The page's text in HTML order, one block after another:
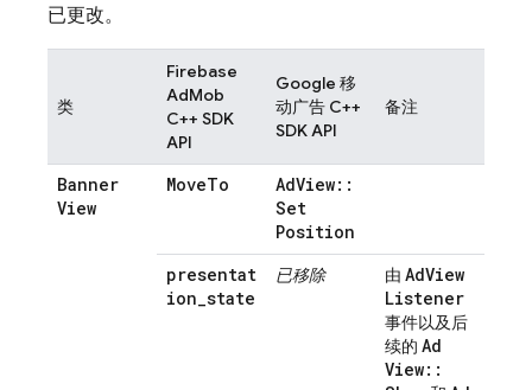
已更改。
类
Firebase
AdMob
C++ SDK
API
Google 移
动广告 C++
SDK API
备注
Banner
View
MoveTo AdView::
Set
Position
presentat
ion_state
已移除 由 AdView
Listener
事件以及后
续的 Ad
View::